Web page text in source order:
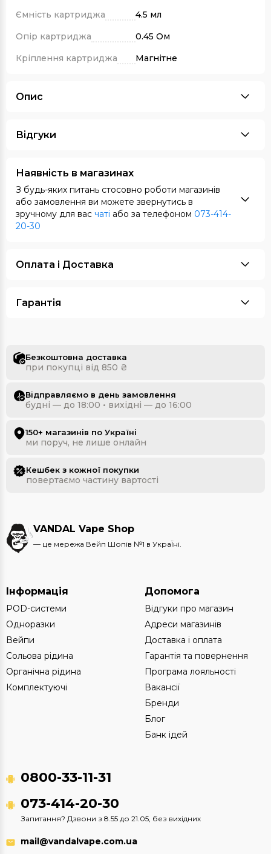
Ємність картриджа
4.5 мл
Опір картриджа
0.45 Ом
Кріплення картриджа
Магнітне
Опис
Відгуки
Наявність в магазинах
З будь-яких питань стосовно роботи магазинів
або замовлення ви можете звернутись в
зручному для вас чаті або за телефоном 073-414-
20-30
Оплата i Доставка
Гарантія
Безкоштовна доставка
при покупці від 850 ₴
Відправляємо в день замовлення
будні — до 18:00 • вихідні — до 16:00
150+ магазинів по Україні
ми поруч, не лише онлайн
Кешбек з кожної покупки
повертаємо частину вартості
VANDAL Vape Shop
— це мережа Вейп Шопів №1 в УкраЇні.
Інформація
POD-системи
Одноразки
Вейпи
Сольова рідина
Органічна рідина
Комплектуючі
Допомога
Відгуки про магазин
Адреси магазинів
Доставка і оплата
Гарантія та повернення
Програма лояльності
Вакансії
Бренди
Блог
Банк ідей
0800-33-11-31
073-414-20-30
Запитання? Дзвони з 8.55 до 21.05, без вихідних
mail@vandalvape.com.ua